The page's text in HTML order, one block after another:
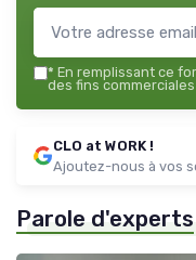
* En remplissant ce
des fins commerciales
CLO at WORK !
Ajoutez-nous à vos
Parole d'experts